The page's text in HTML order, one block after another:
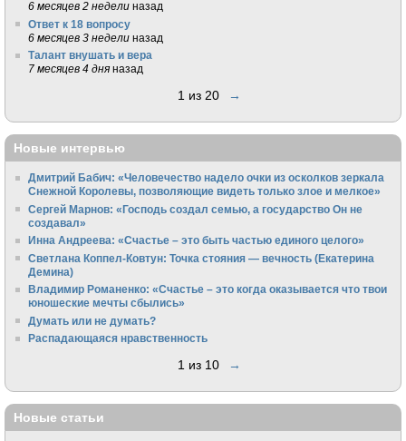
6 месяцев 2 недели назад
Ответ к 18 вопросу
6 месяцев 3 недели назад
Талант внушать и вера
7 месяцев 4 дня назад
1 из 20 →
Новые интервью
Дмитрий Бабич: «Человечество надело очки из осколков зеркала
Снежной Королевы, позволяющие видеть только злое и мелкое»
Сергей Марнов: «Господь создал семью, а государство Он не
создавал»
Инна Андреева: «Счастье – это быть частью единого целого»
Светлана Коппел-Ковтун: Точка стояния — вечность (Екатерина
Демина)
Владимир Романенко: «Счастье – это когда оказывается что твои
юношеские мечты сбылись»
Думать или не думать?
Распадающаяся нравственность
1 из 10 →
Новые статьи